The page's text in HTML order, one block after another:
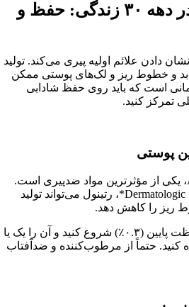
مراقبت از پوست در دهه ۳۰ زندگی: حفظ و
به نشان دادن علائم اولیه پیری می‌کند. تولید
و خطوط ریز و لک‌های پوستی ممکن
است که باید روی حفظ شادابی
تمرکز کنید.
رتینول، مشتقی از ویتامین A، یکی از مؤثرترین مواد ضدپیری است.
طبق مطالعه‌ای در *Dermatologic Surgery*، رتینول می‌تواند تولید
ریز را کاهش دهد.
نکته کاربردی: با رتینول با غلظت پایین (۰.۳٪) شروع کنید و آن را یک یا
کنید. حتماً از مرطوب‌کننده و ضدآفتاب